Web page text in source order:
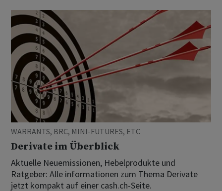
WARRANTS, BRC, MINI-FUTURES, ETC
Derivate im Überblick
Aktuelle Neuemissionen, Hebelprodukte und
Ratgeber: Alle informationen zum Thema Derivate
jetzt kompakt auf einer cash.ch-Seite.